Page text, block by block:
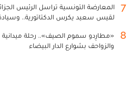
7
المعارضة التونسية تراسل الرئيس
لقيس سعيد يكرس الدكتاتورية..
8
«مطارِدو سموم الصيف».. رحلة
والزواحف بشوارع الدار البيضاء